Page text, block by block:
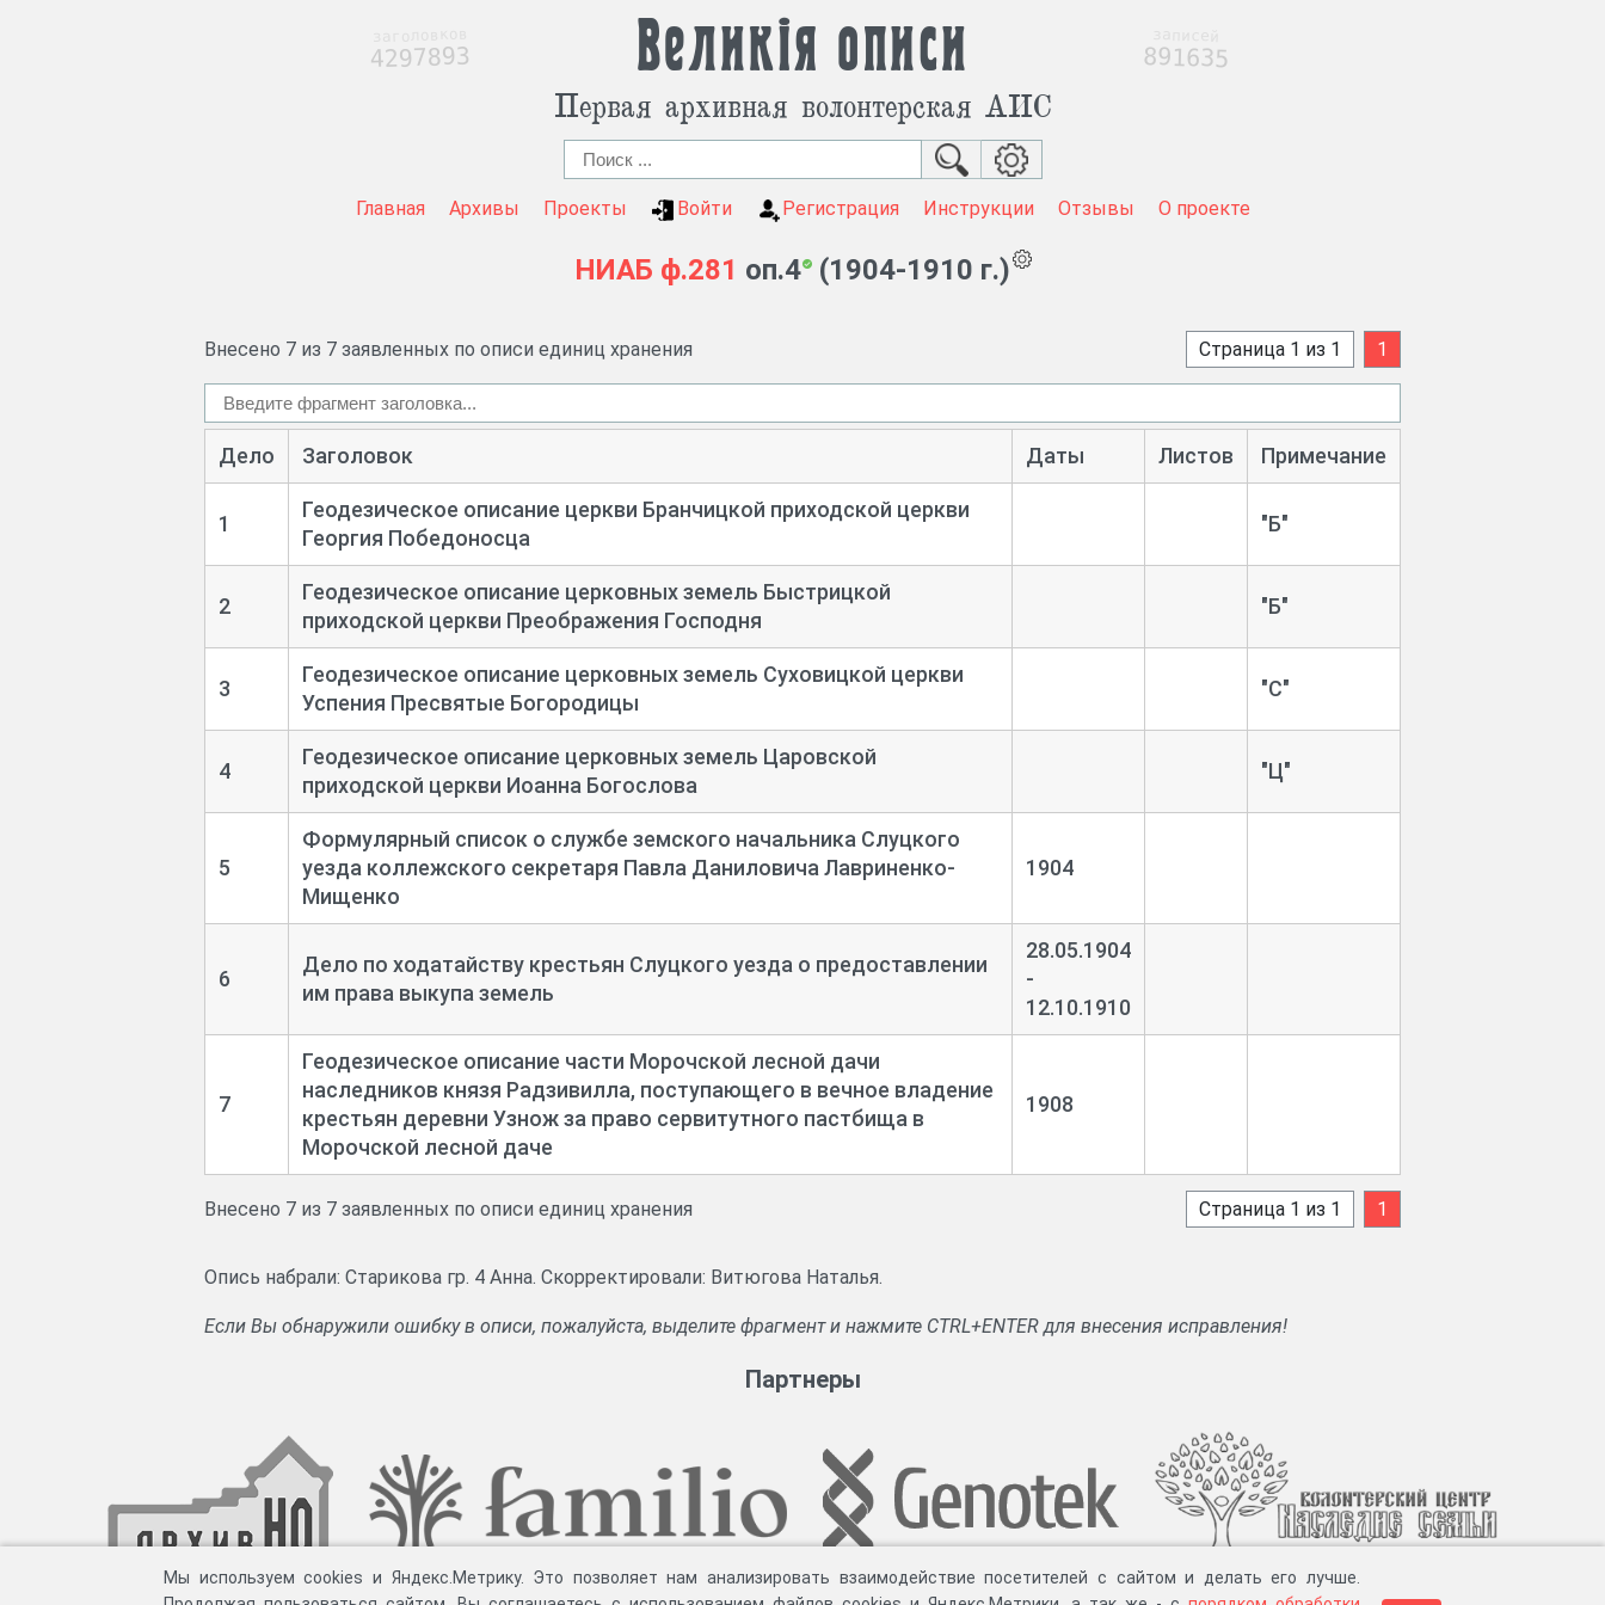
Великія описи
Первая архивная волонтерская АИС
Главная Архивы Проекты Войти Регистрация Инструкции Отзывы О проекте
НИАБ ф.281 оп.4 (1904-1910 г.)
Внесено 7 из 7 заявленных по описи единиц хранения Страница 1 из 1 1
Дело Заголовок Даты Листов Примечание
1
Геодезическое описание церкви Бранчицкой приходской церкви
Георгия Победоносца
"Б"
2
Геодезическое описание церковных земель Быстрицкой
приходской церкви Преображения Господня
"Б"
3
Геодезическое описание церковных земель Суховицкой церкви
Успения Пресвятые Богородицы
"С"
4
Геодезическое описание церковных земель Царовской
приходской церкви Иоанна Богослова
"Ц"
5
Формулярный список о службе земского начальника Слуцкого
уезда коллежского секретаря Павла Даниловича Лавриненко-
Мищенко
1904
6
Дело по ходатайству крестьян Слуцкого уезда о предоставлении
им права выкупа земель
28.05.1904
-
12.10.1910
7
Геодезическое описание части Морочской лесной дачи
наследников князя Радзивилла, поступающего в вечное владение
крестьян деревни Узнож за право сервитутного пастбища в
Морочской лесной даче
1908
Внесено 7 из 7 заявленных по описи единиц хранения Страница 1 из 1 1
Опись набрали: Старикова гр. 4 Анна. Скорректировали: Витюгова Наталья.
Если Вы обнаружили ошибку в описи, пожалуйста, выделите фрагмент и нажмите CTRL+ENTER для внесения исправления!
Партнеры
Мы используем cookies и Яндекс.Метрику. Это позволяет нам анализировать взаимодействие посетителей с сайтом и делать его лучше.
4297893 891635